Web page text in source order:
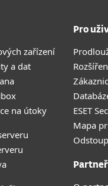
zařízení
a dat
na útoky
Pro
ESET
Mapa